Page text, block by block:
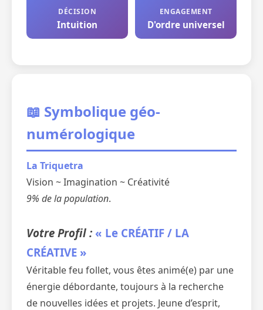
DÉCISION
Intuition
ENGAGEMENT
D'ordre universel
📖 Symbolique géo-
numérologique
La Triquetra
Vision ~ Imagination ~ Créativité
9% de la population.
Votre Profil : « Le CRÉATIF / LA
CRÉATIVE »
Véritable feu follet, vous êtes animé(e) par une
énergie débordante, toujours à la recherche
de nouvelles idées et projets. Jeune d’esprit,